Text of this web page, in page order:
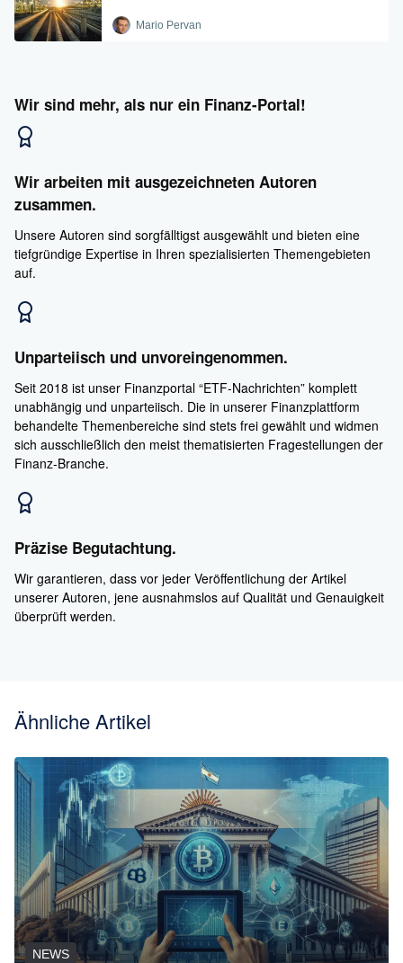
Mario Pervan
Wir sind mehr, als nur ein Finanz-Portal!
Wir arbeiten mit ausgezeichneten Autoren
zusammen.
Unsere Autoren sind sorgfälltigst ausgewählt und bieten eine
tiefgründige Expertise in Ihren spezialisierten Themengebieten
auf.
Unparteiisch und unvoreingenommen.
Seit 2018 ist unser Finanzportal “ETF-Nachrichten” komplett
unabhängig und unparteiisch. Die in unserer Finanzplattform
behandelte Themenbereiche sind stets frei gewählt und widmen
sich ausschließlich den meist thematisierten Fragestellungen der
Finanz-Branche.
Präzise Begutachtung.
Wir garantieren, dass vor jeder Veröffentlichung der Artikel
unserer Autoren, jene ausnahmslos auf Qualität und Genauigkeit
überprüft werden.
Ähnliche Artikel
NEWS